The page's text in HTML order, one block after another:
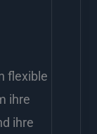
flexible
ihre
ihre